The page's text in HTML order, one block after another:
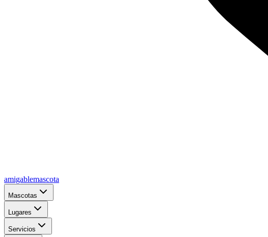
amigablemascota
Mascotas
Lugares
Servicios